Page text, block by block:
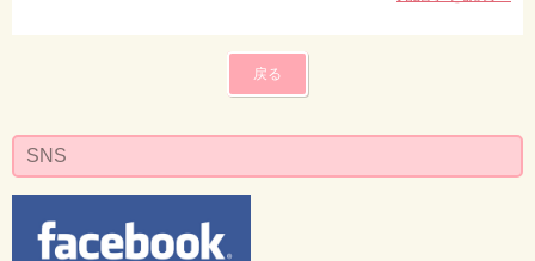
戻る
SNS